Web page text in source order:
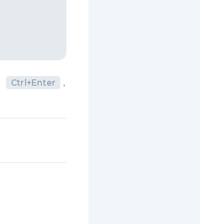
Ctrl+Enter
,